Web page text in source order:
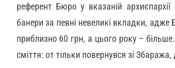
референт Бюро у вказаній
банери за певні невеликі вкладки,
приблизно 60 грн, а цього року –
сміття: от тільки повернувся зі